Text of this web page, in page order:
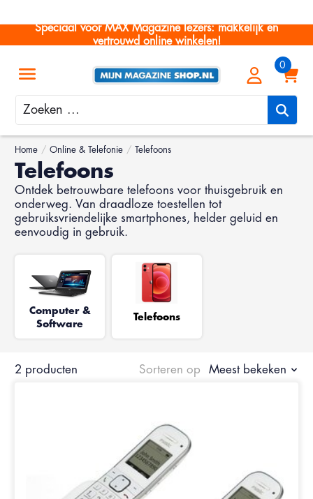
Speciaal voor MAX Magazine lezers: makkelijk en
vertrouwd online winkelen!
Zoeken
Home / Online & Telefonie / Telefoons
Telefoons
Ontdek betrouwbare telefoons voor thuisgebruik en
onderweg. Van draadloze toestellen tot
gebruiksvriendelijke smartphones, helder geluid en
eenvoudig in gebruik.
Computer &
Software
Telefoons
2 producten Sorteren op Meest bekeken